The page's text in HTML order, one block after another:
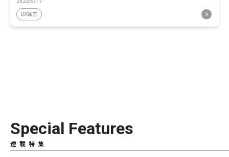
DX経営
Special Features
連載特集